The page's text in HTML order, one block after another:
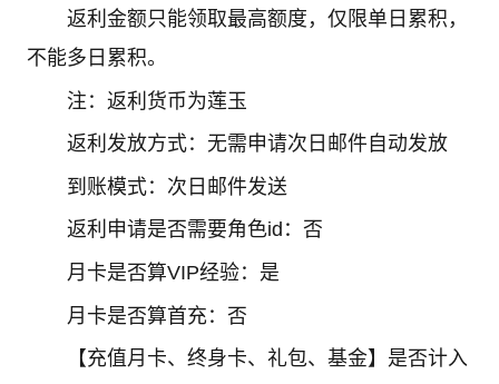
返利金额只能领取最高额度，仅限单日累积，
不能多日累积。
注：返利货币为莲玉
返利发放方式：无需申请次日邮件自动发放
到账模式：次日邮件发送
返利申请是否需要角色id：否
月卡是否算VIP经验：是
月卡是否算首充：否
【充值月卡、终身卡、礼包、基金】是否计入